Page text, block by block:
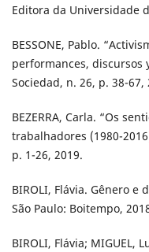
Editora da Universidade
BESSONE, Pablo.
performances, discursos
Sociedad, n. 26, p. 38-67,
BEZERRA, Carla. “Os
trabalhadores (1980-
p. 1-26, 2019.
BIROLI, Flávia. Gênero
São Paulo: Boitempo,
BIROLI, Flávia; MIGUEL,